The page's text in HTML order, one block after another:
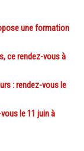
une formation
ce rendez-vous à
: rendez-vous le
le 11 juin à